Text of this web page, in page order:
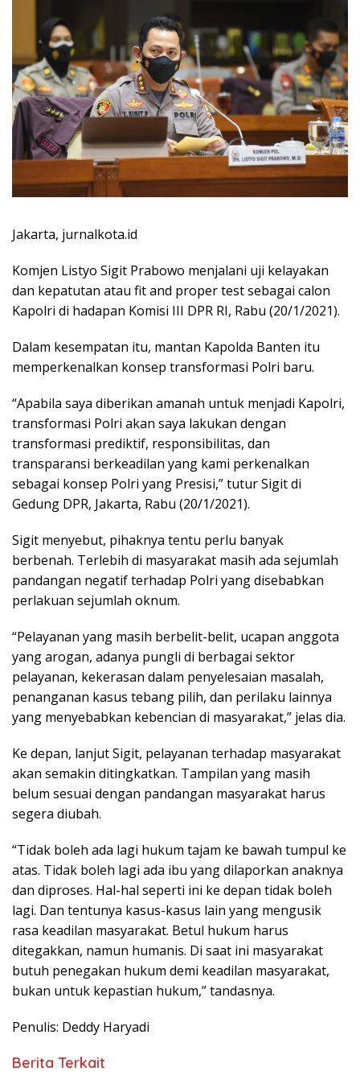
Jakarta, jurnalkota.id
Komjen Listyo Sigit Prabowo menjalani uji kelayakan
dan kepatutan atau fit and proper test sebagai calon
Kapolri di hadapan Komisi III DPR RI, Rabu (20/1/2021).
Dalam kesempatan itu, mantan Kapolda Banten itu
memperkenalkan konsep transformasi Polri baru.
“Apabila saya diberikan amanah untuk menjadi Kapolri,
transformasi Polri akan saya lakukan dengan
transformasi prediktif, responsibilitas, dan
transparansi berkeadilan yang kami perkenalkan
sebagai konsep Polri yang Presisi,” tutur Sigit di
Gedung DPR, Jakarta, Rabu (20/1/2021).
Sigit menyebut, pihaknya tentu perlu banyak
berbenah. Terlebih di masyarakat masih ada sejumlah
pandangan negatif terhadap Polri yang disebabkan
perlakuan sejumlah oknum.
“Pelayanan yang masih berbelit-belit, ucapan anggota
yang arogan, adanya pungli di berbagai sektor
pelayanan, kekerasan dalam penyelesaian masalah,
penanganan kasus tebang pilih, dan perilaku lainnya
yang menyebabkan kebencian di masyarakat,” jelas dia.
Ke depan, lanjut Sigit, pelayanan terhadap masyarakat
akan semakin ditingkatkan. Tampilan yang masih
belum sesuai dengan pandangan masyarakat harus
segera diubah.
“Tidak boleh ada lagi hukum tajam ke bawah tumpul ke
atas. Tidak boleh lagi ada ibu yang dilaporkan anaknya
dan diproses. Hal-hal seperti ini ke depan tidak boleh
lagi. Dan tentunya kasus-kasus lain yang mengusik
rasa keadilan masyarakat. Betul hukum harus
ditegakkan, namun humanis. Di saat ini masyarakat
butuh penegakan hukum demi keadilan masyarakat,
bukan untuk kepastian hukum,” tandasnya.
Penulis: Deddy Haryadi
Berita Terkait